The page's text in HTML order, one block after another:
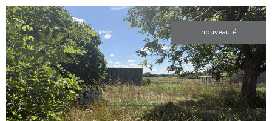
nouveauté
VOIR LE
BIEN